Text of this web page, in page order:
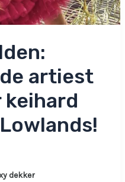
artiest
keihard
dekker